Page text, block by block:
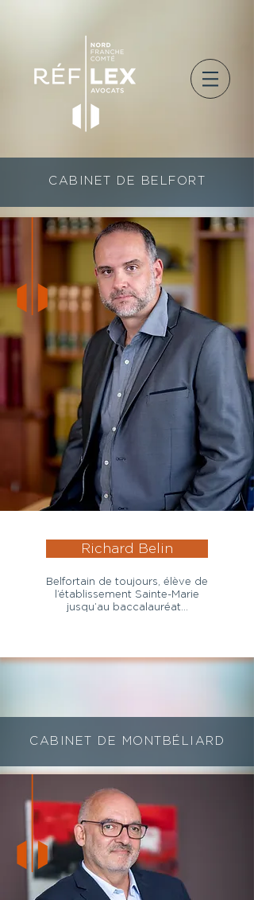
CABINET DE BELFORT
Richard Belin
Belfortain de toujours, élève de
l’établissement Sainte-Marie
jusqu’au baccalauréat…
CABINET DE MONTBÉLIARD